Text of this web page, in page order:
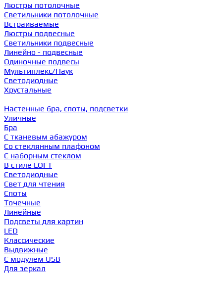
Люстры потолочные
Светильники потолочные
Встраиваемые
Люстры подвесные
Светильники подвесные
Линейно - подвесные
Одиночные подвесы
Мультиплекс/Паук
Светодиодные
Хрустальные
Настенные бра, споты, подсветки
Уличные
Бра
С тканевым абажуром
Со стеклянным плафоном
С наборным стеклом
В стиле LOFT
Светодиодные
Свет для чтения
Споты
Точечные
Линейные
Подсветы для картин
LED
Классические
Выдвижные
С модулем USB
Для зеркал